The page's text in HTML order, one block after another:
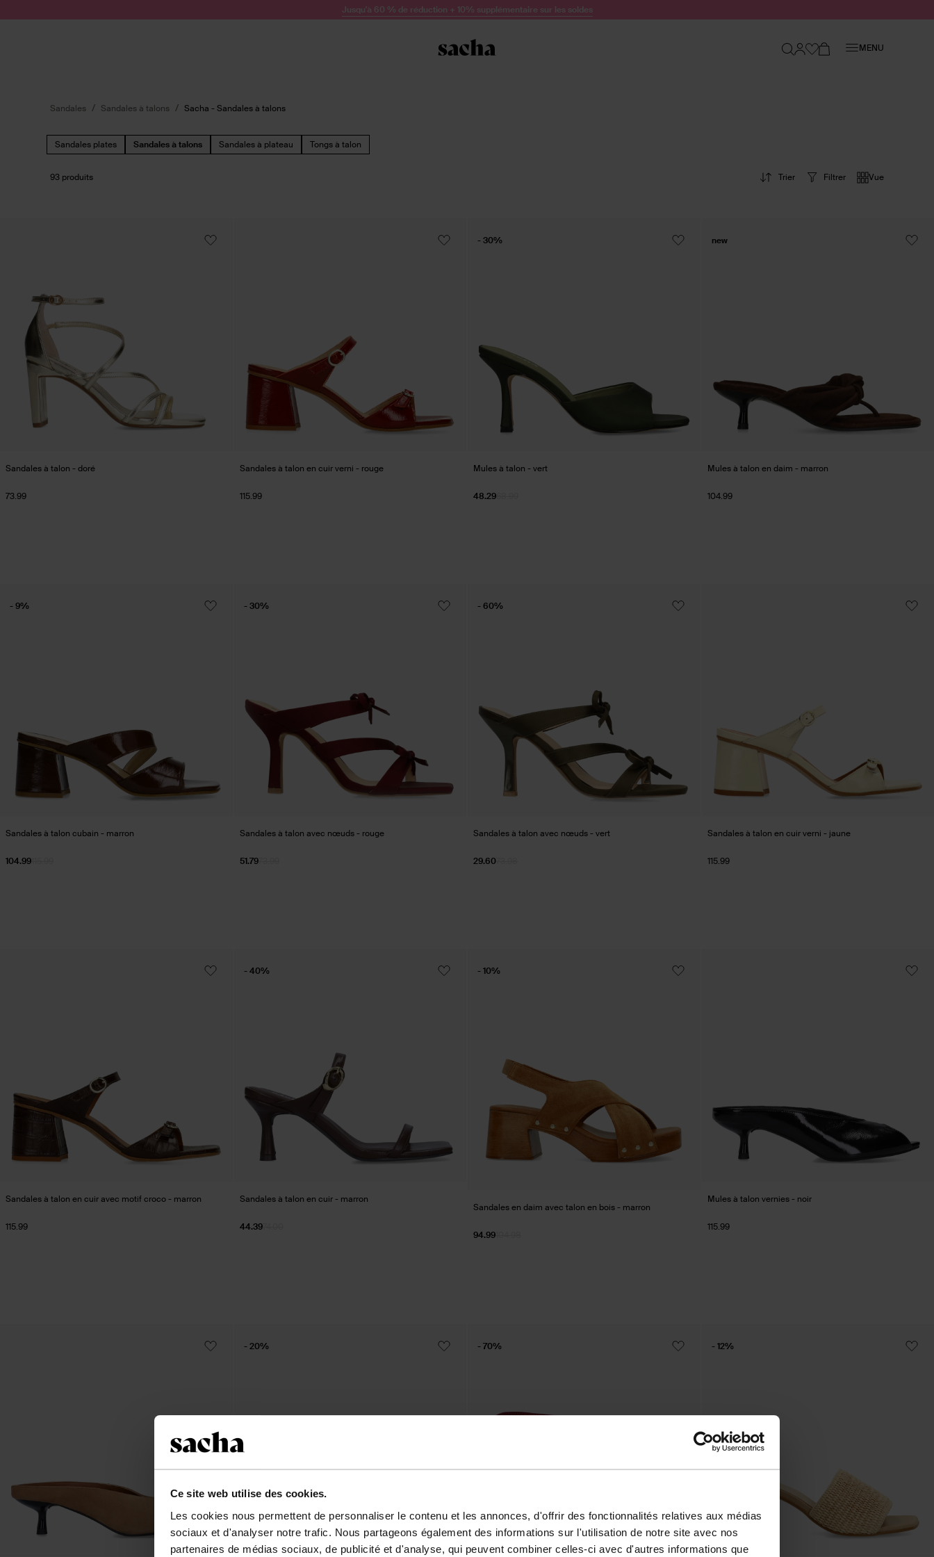
Ce site web utilise des cookies.
Les cookies nous permettent de personnaliser le contenu et les annonces, d'offrir des fonctionnalités relatives aux médias
sociaux et d'analyser notre trafic. Nous partageons également des informations sur l'utilisation de notre site avec nos
partenaires de médias sociaux, de publicité et d'analyse, qui peuvent combiner celles-ci avec d'autres informations que
Jusqu'à 60 % de réduction + 10% supplémentaire sur les soldes
MENU
Sandales Sandales à talons Sacha - Sandales à talons
Sandales plates Sandales à talons Sandales à plateau Tongs à talon
Filtrer Vue
93 produits Trier
Sandales à talon - doré
73.99
Sandales à talon en cuir verni - rouge
115.99
Mules à talon - vert
48.29
- 30%
Mules à talon en daim - marron
104.99
new
Sandales à talon cubain - marron
104.99
- 9%
Sandales à talon avec nœuds - rouge
73.99
51.79
- 30%
Sandales à talon avec nœuds - vert
29.60
- 60%
Sandales à talon en cuir verni - jaune
115.99
Sandales à talon en cuir avec motif croco - marron
115.99
Sandales à talon en cuir - marron
74.00
44.39
- 40%
Sandales en daim avec talon en bois - marron
94.99
- 10%
Mules à talon vernies - noir
115.99
- 20% - 70% - 12%